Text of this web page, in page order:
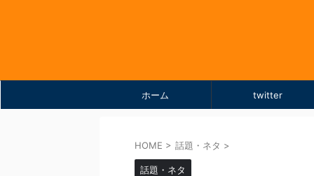
ホーム twitter
HOME > 話題・ネタ >
話題・ネタ